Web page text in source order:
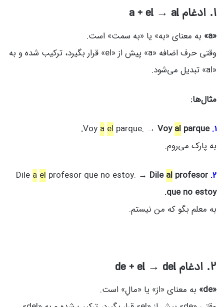
۱. ادغام a + el → al
«a»
به معنای «به» یا «به سمت» است.
وقتی حرف اضافه «a» پیش از «el» قرار بگیرد، ترکیب شده و به
«al» تبدیل می‌شود.
مثال‌ها:
1.
Voy
a el parque. → Voyal parque.
به پارک می‌روم.
2.
Dile a el profesor que no estoy. → Dileal profesor
que no estoy.
به معلم بگو که من نیستم.
۲. ادغام de + el → del
«de»
به معنای «از» یا «مالِ» است.